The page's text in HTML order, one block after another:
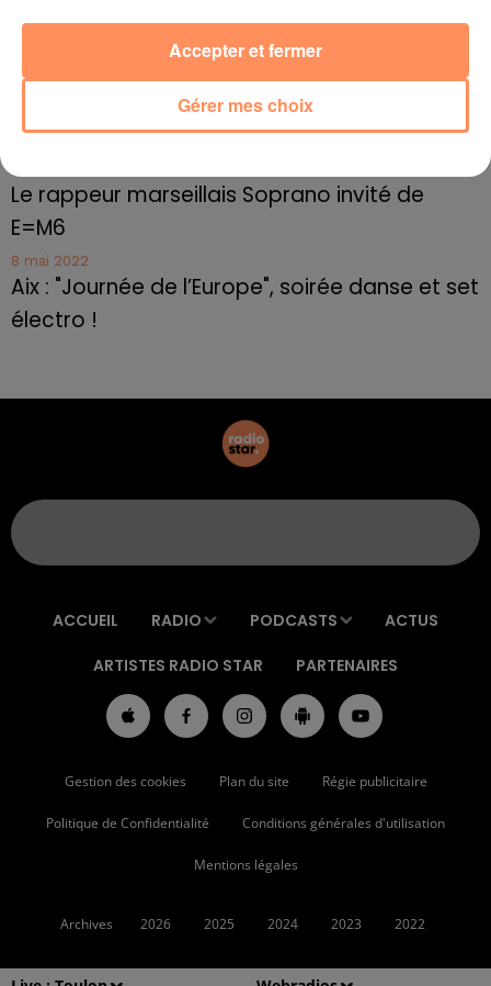
Cassis organise sa traditionnelle "Fête du vin"
10 mai 2022
Marseille : appel à témoins pour retrouver
Frédéric Pache
Le rappeur marseillais Soprano invité de
E=M6
8 mai 2022
Aix : "Journée de l’Europe", soirée danse et set
électro !
ACCUEIL RADIO PODCASTS ACTUS
ARTISTES RADIO STAR PARTENAIRES
Gestion des cookies Plan du site Régie publicitaire
Politique de Confidentialité Conditions générales d'utilisation
Mentions légales
Archives 2026 2025 2024 2023 2022
Gérer mes choix
Accepter et fermer